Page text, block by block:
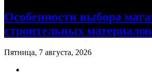
Особенности выбора
строительных материалов
Пятница, 7 августа, 2026